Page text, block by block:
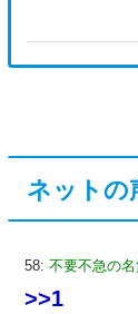
ネットの
58: 不要不急の
>>1